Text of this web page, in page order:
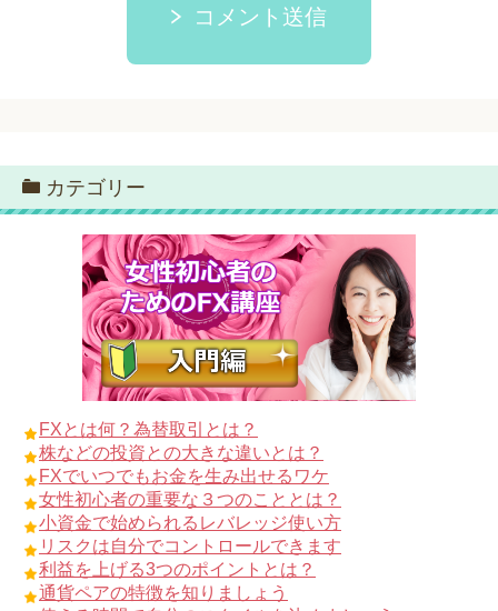
コメント送信
カテゴリー
FXとは何？為替取引とは？
株などの投資との大きな違いとは？
FXでいつでもお金を生み出せるワケ
女性初心者の重要な３つのこととは？
小資金で始められるレバレッジ使い方
リスクは自分でコントロールできます
利益を上げる3つのポイントとは？
通貨ペアの特徴を知りましょう